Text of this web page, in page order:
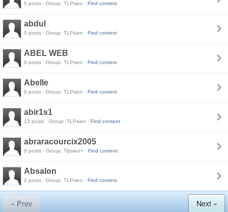
0 posts · Group: TLPsien · Find content
abdul
0 posts · Group: TLPsien · Find content
ABEL WEB
0 posts · Group: TLPsien · Find content
Abelle
0 posts · Group: TLPsien · Find content
abir1s1
12 posts · Group: TLPsien · Find content
abraracourcix2005
0 posts · Group: Tlpsien+ · Find content
Absalon
1 posts · Group: TLPsien · Find content
« Prev Next »